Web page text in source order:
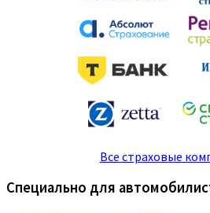
Все страховые
Специально для